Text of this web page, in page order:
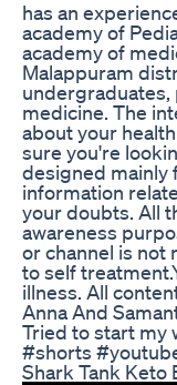
has an
academy of
academy of
Malappuram
undergraduates,
medicine. The
about your
sure you're
designed mainly
information
your doubts. All
awareness
or channel is not
to self
illness. All
Anna And
Tried to start my
#shorts
Shark Tank Keto